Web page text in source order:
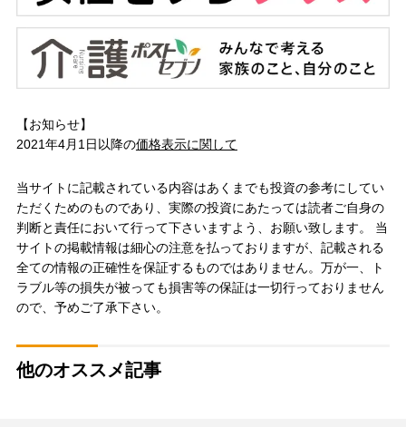
【お知らせ】
2021年4月1日以降の価格表示に関して
当サイトに記載されている内容はあくまでも投資の参考にしてい
ただくためのものであり、実際の投資にあたっては読者ご自身の
判断と責任において行って下さいますよう、お願い致します。 当
サイトの掲載情報は細心の注意を払っておりますが、記載される
全ての情報の正確性を保証するものではありません。万が一、ト
ラブル等の損失が被っても損害等の保証は一切行っておりません
ので、予めご了承下さい。
他のオススメ記事